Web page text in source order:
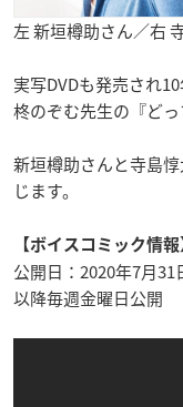
左 新垣樽助さん／右
実写DVDも発売され
柊のぞむ先生の『ど
新垣樽助さんと寺島
じます。
【ボイスコミック情報
公開日：2020年7月31
以降毎週金曜日公開